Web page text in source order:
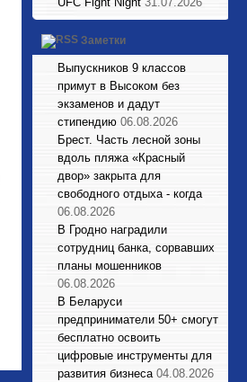
Заметки
Выпускников 9 классов
примут в Высоком без
экзаменов и дадут
стипендию 06.08.2026
Брест. Часть лесной зоны
вдоль пляжа «Красный
двор» закрыта для
свободного отдыха - когда
06.08.2026
В Гродно наградили
сотрудниц банка, сорвавших
планы мошенников
06.08.2026
В Беларуси
предприниматели 50+ смогут
бесплатно освоить
цифровые инструменты для
развития бизнеса 04.08.2026